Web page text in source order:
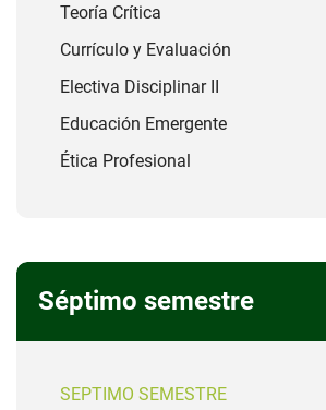
Teoría Crítica
Currículo y Evaluación
Electiva Disciplinar II
Educación Emergente
Ética Profesional
Séptimo semestre
SEPTIMO SEMESTRE